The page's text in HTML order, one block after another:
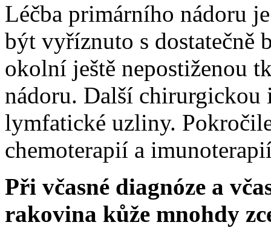
Léčba primárního nádoru
být vyříznuto s dostatečně
okolní ještě nepostiženou
nádoru. Další chirurgickou
lymfatické uzliny.
chemoterapií a
Při včasné diagnóze a
rakovina kůže mnohdy